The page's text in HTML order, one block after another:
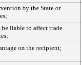
by the State or
liable to affect trade
on the recipient;